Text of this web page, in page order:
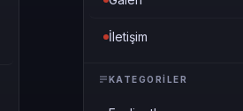
İletişim
KATEGORILER